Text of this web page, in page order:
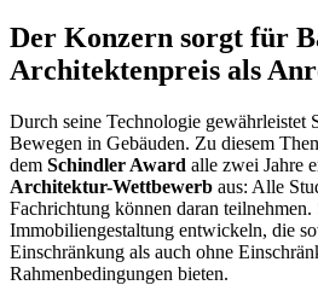
Der Konzern sorgt für
Architektenpreis als
Durch seine Technologie gewährleistet
Bewegen in Gebäuden. Zu diesem
dem Schindler Award alle zwei Jahre
Architektur-Wettbewerb aus: Alle
Fachrichtung können daran
Immobiliengestaltung entwickeln, die
Einschränkung als auch ohne
Rahmenbedingungen bieten.